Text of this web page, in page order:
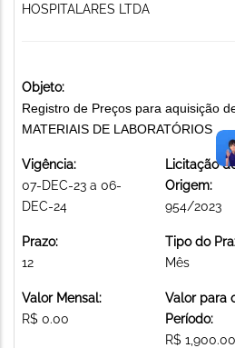
HOSPITALARES LTDA
Objeto:
Registro de Preços para aquisição
MATERIAIS DE LABORATÓRIOS
Vigência:
07-DEC-23 a 06-
DEC-24
Licitação
Origem:
954/2023
Prazo:
12
Tipo do
Mês
Valor Mensal:
R$ 0.00
Valor para
Período:
R$ 1,900.00